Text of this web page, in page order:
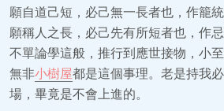
願自道己短，必己無一長者也，作籠
願稱人之長，必己先有所短者也，作
不單論學這般，推行到應世接物，小
無非小樹屋都是這個事理。老是持我
場，畢竟是不會上進的。